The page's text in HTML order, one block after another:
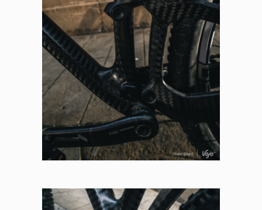
Panneau de gestion des
cookies
En autorisant ces services tiers, vous acceptez le dépôt et la
lecture de cookies et l'utilisation de technologies de suivi